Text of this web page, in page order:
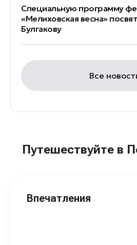
Специальную программу
«Мелиховская весна»
Булгакову
Все
Путешествуйте в
Впечатления